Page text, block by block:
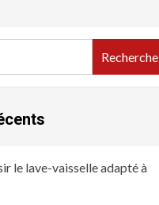
Recherche
le lave-vaisselle adapté à